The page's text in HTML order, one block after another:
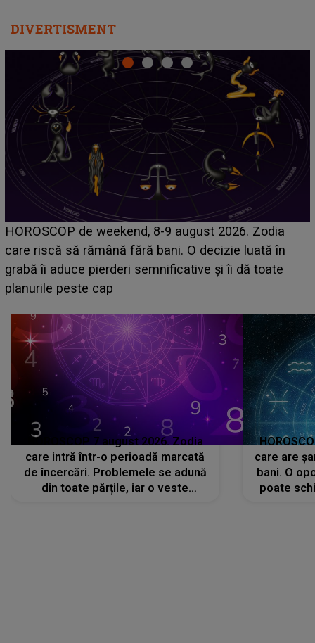
DIVERTISMENT
Emanuel a ținut ACEST DETALIU ASCUNS până
acum! În fața Alexandrei, concurentul din Casa Iubirii
face o MĂRTURISIRE NEAȘTEPTATĂ despre mama
sa: "I-am spus și ei în față, eu nu te iubesc pentru
HOROSCOP 7 august 2026. Zodia
care intră într-o perioadă marcată
de încercări. Problemele se adună
din toate părțile, iar o veste
care are
bani. O
poate